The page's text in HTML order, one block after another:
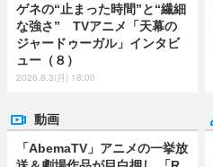
ゲネの“止まった時間”と“繊細
な強さ” TVアニメ「天幕の
ジャードゥーガル」インタビ
ュー（８）
2026.8.3(月) 18:00
動画
「AbemaTV」アニメの一挙放